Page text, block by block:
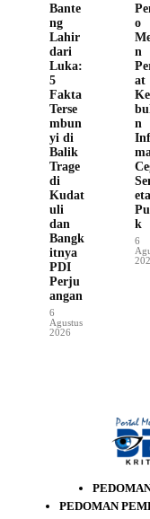
Bante
ng
Lahir
dari
Luka:
5
Fakta
Terse
mbun
yi di
Balik
Trage
di
Kudat
uli
dan
Bangk
itnya
PDI
Perju
angan
6
Agustus
2026
o
n
at
n
eta
k
6
PEDOMAN